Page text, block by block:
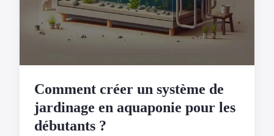
Comment créer un système de
jardinage en aquaponie pour les
débutants ?